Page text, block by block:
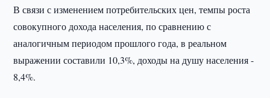
В связи с изменением потребительских цен, темпы роста
совокупного дохода населения, по сравнению с
аналогичным периодом прошлого года, в реальном
выражении составили 10,3%, доходы на душу населения -
8,4%.